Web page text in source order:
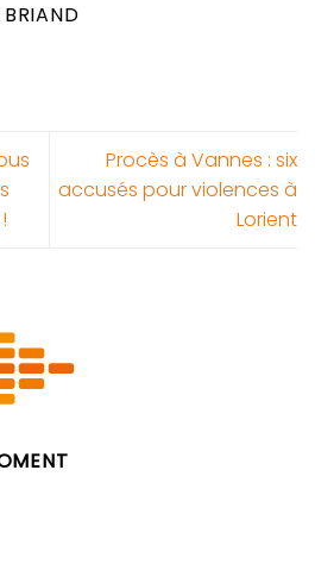
BRIAND
Procès à Vannes : six
accusés pour violences à
Lorient